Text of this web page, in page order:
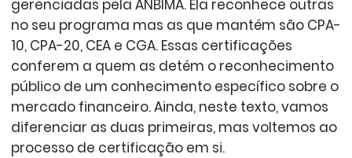
gerenciadas pela ANBIMA. Ela reconhece outras
no seu programa mas as que mantém são CPA-
10, CPA-20, CEA e CGA. Essas certificações
conferem a quem as detém o reconhecimento
público de um conhecimento específico sobre o
mercado financeiro. Ainda, neste texto, vamos
diferenciar as duas primeiras, mas voltemos ao
processo de certificação em si.